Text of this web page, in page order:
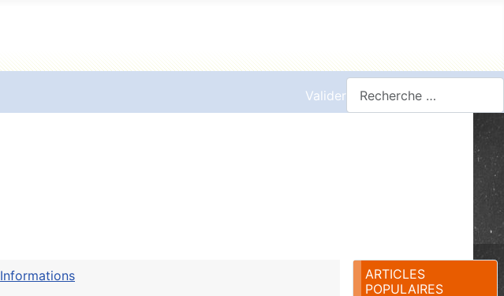
Valider
Informations
ARTICLES
POPULAIRES